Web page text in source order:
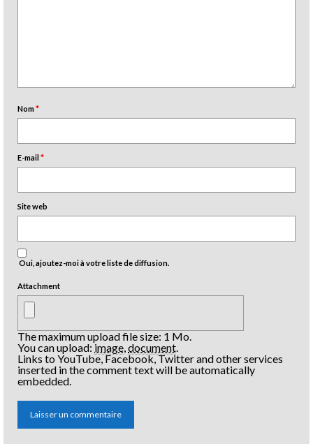
Nom*
E-mail*
Site web
Oui, ajoutez-moi à votre liste de diffusion.
Attachment
The maximum upload file size: 1 Mo.
You can upload:image document
Links to YouTube, Facebook, Twitter and other services
inserted in the comment text will be automatically
embedded.